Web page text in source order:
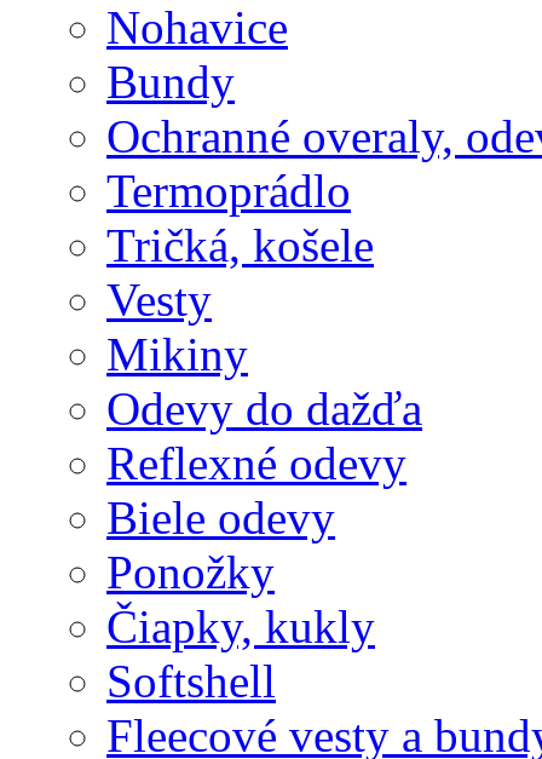
Nohavice
Bundy
Ochranné overaly,
Termoprádlo
Tričká, košele
Vesty
Mikiny
Odevy do dažďa
Reflexné odevy
Biele odevy
Ponožky
Čiapky, kukly
Softshell
Fleecové vesty a